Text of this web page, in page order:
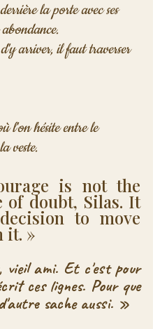
la porte avec ses
arriver, il faut traverser
l'on hésite entre le
veste.
is not the
of doubt, Silas. It
to move
it. »
vieil ami. Et c'est pour
ces lignes. Pour que
sache aussi. »